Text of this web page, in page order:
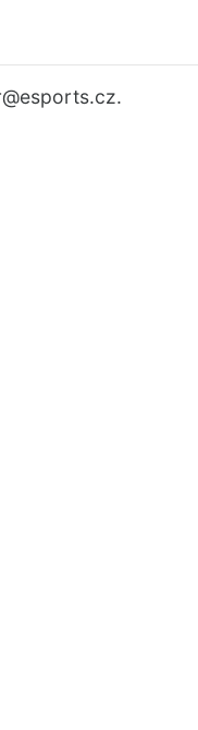
@esports.cz.